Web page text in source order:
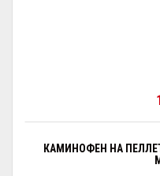
КАМИНОФЕН НА